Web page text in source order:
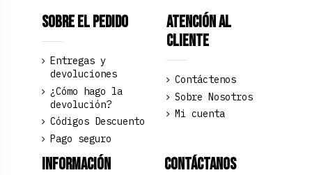
Sobre el pedido
Entregas y
devoluciones
¿Cómo hago la
devolución?
Códigos Descuento
Pago seguro
Atención al
Cliente
Contáctenos
Sobre Nosotros
Mi cuenta
Información Contáctanos